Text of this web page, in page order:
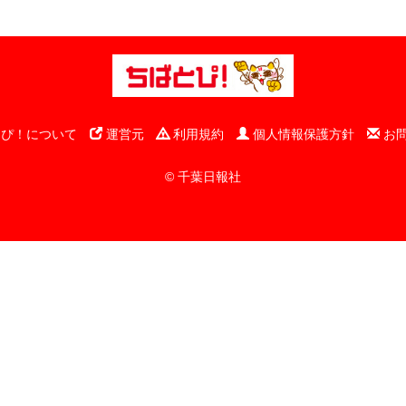
！について 運営元 利用規約 個人情報保護方針 お
© 千葉日報社